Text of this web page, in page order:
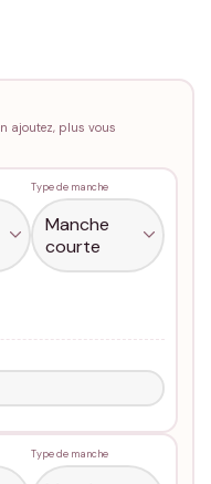
ajoutez, plus vous
Type de manche
Type de manche